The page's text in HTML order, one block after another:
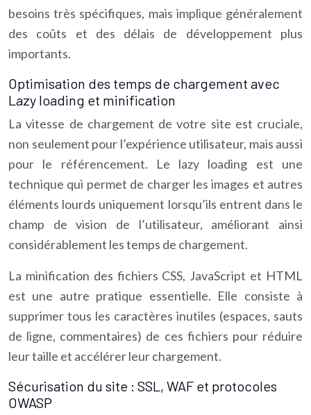
besoins très spécifiques, mais implique généralement
des coûts et des délais de développement plus
importants.
Optimisation des temps de chargement avec
Lazy loading et minification
La vitesse de chargement de votre site est cruciale,
non seulement pour l’expérience utilisateur, mais aussi
pour le référencement. Le lazy loading est une
technique qui permet de charger les images et autres
éléments lourds uniquement lorsqu’ils entrent dans le
champ de vision de l’utilisateur, améliorant ainsi
considérablement les temps de chargement.
La minification des fichiers CSS, JavaScript et HTML
est une autre pratique essentielle. Elle consiste à
supprimer tous les caractères inutiles (espaces, sauts
de ligne, commentaires) de ces fichiers pour réduire
leur taille et accélérer leur chargement.
Sécurisation du site : SSL, WAF et protocoles
OWASP